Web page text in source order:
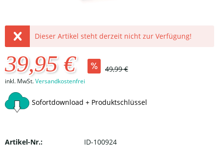
Dieser Artikel steht derzeit nicht zur Verfügung!
39,95 € 49,99 €
inkl. MwSt.Versandkostenfrei
Sofortdownload + Produktschlüssel
Artikel-Nr.:
ID-100924